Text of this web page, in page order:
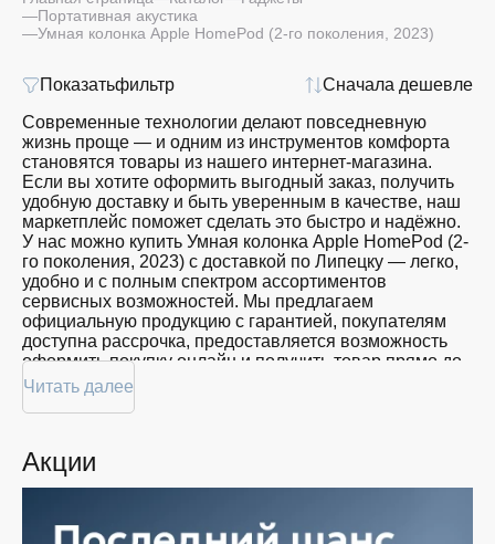
Портативная акустика
Умная колонка Apple HomePod (2-го поколения, 2023)
Показатьфильтр
Сначала дешевле
Современные технологии делают повседневную
жизнь проще — и одним из инструментов комфорта
становятся товары из нашего интернет-магазина.
Если вы хотите оформить выгодный заказ, получить
удобную доставку и быть уверенным в качестве, наш
маркетплейс поможет сделать это быстро и надёжно.
У нас можно купить Умная колонка Apple HomePod (2-
го поколения, 2023) с доставкой по Липецку — легко,
удобно и с полным спектром ассортиментов
сервисных возможностей. Мы предлагаем
официальную продукцию с гарантией, покупателям
доступна рассрочка, предоставляется возможность
оформить покупку онлайн и получить товар прямо до
дома.
Покупателям доступна покупка Умная колонка Apple
цене: мы регулярно обновляем ассортимент, следим
за актуальностью наличия и предоставляем большой
всегда найдёте нужный продукт в нужный момент.
Доставим ваш товар быстро — независимо от
Читать далее
Акции